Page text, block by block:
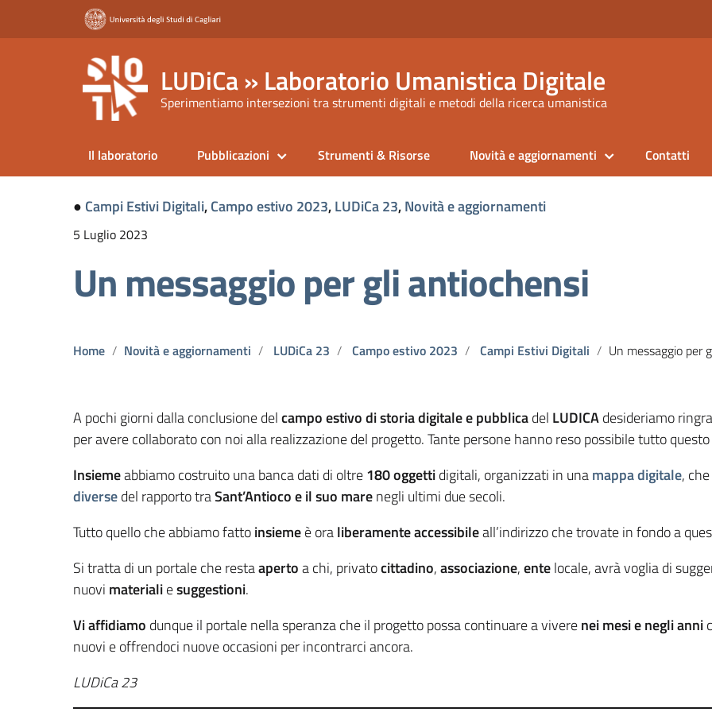
LUDiCa » Laboratorio Umanistica Digitale
Sperimentiamo intersezioni tra strumenti digitali e metodi della ricerca umanistica
Il laboratorio Pubblicazioni Strumenti & Risorse Novità e aggiornamenti Contatti
● Campi Estivi Digitali,Campo estivo 2023,LUDiCa 23,Novità e aggiornamenti
5 Luglio 2023
Un messaggio per gli antiochensi
Home Novità e aggiornamenti LUDiCa 23 Campo estivo 2023 Campi Estivi Digitali Un messaggio per gli
A pochi giorni dalla conclusione delcampo estivo di storia digitale e pubblicadel LUDICAdesideriamo
per avere collaborato con noi alla realizzazione del progetto. Tante persone hanno reso possibile tutto
Insiemeabbiamo costruito una banca dati di oltre180 oggettidigitali, organizzati in unamappa digitale,
diversedel rapporto traSant’Antioco e il suo marenegli ultimi due secoli.
Tutto quello che abbiamo fattoinsiemeè oraliberamente accessibileall’indirizzo che trovate in fondo a
Si tratta di un portale che restaapertoa chi, privatocittadino,associazione,entelocale, avrà voglia di
nuovi materialiesuggestioni.
Vi affidiamo dunque il portale nella speranza che il progetto possa continuare a viverenei mesi e negli anni
nuovi e offrendoci nuove occasioni per incontrarci ancora.
LUDiCa 23